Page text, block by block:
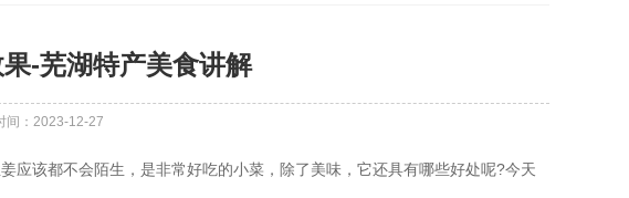
-芜湖特产美食讲解
间：2023-12-27
应该都不会陌生，是非常好吃的小菜，除了美味，它还具有哪些好处呢?今天